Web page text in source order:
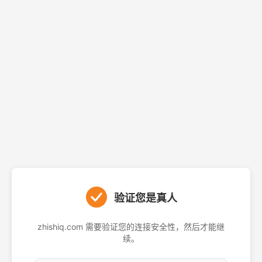
验证您是真人
zhishiq.com 需要验证您的连接安全性，然后才能继
续。